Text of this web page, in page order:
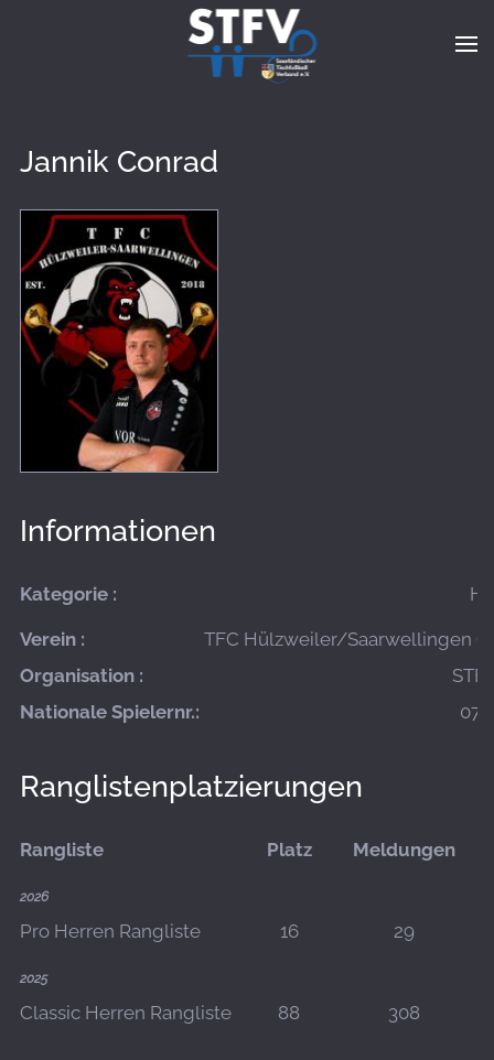
Zum Hauptinhalt springen
Jannik Conrad
Informationen
Kategorie :
Verein :
TFC Hülzweiler/Saarwellingen
Organisation :
Nationale Spielernr.:
07-
Ranglistenplatzierungen
Rangliste Platz Meldungen
2026
Pro Herren Rangliste 16 29
2025
Classic Herren Rangliste 88 308